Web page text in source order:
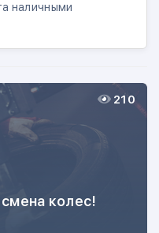
наличными
колес!
210